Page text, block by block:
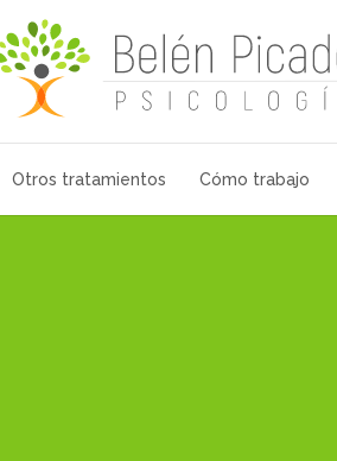
Otros tratamientos Cómo trabajo